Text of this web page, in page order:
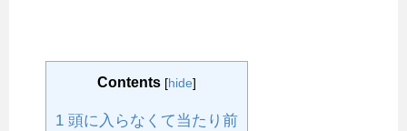
Contents [hide]
1 頭に入らなくて当たり前